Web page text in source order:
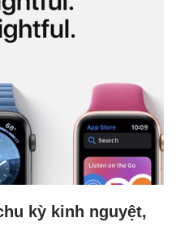
kỳ kinh nguyệt,